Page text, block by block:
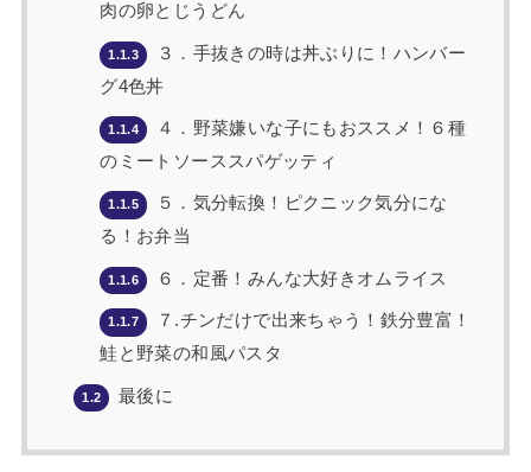
肉の卵とじうどん
1.1.3
３．手抜きの時は丼ぶりに！ハンバー
グ4色丼
1.1.4
４．野菜嫌いな子にもおススメ！６種
のミートソーススパゲッティ
1.1.5
５．気分転換！ピクニック気分にな
る！お弁当
1.1.6 ６．定番！みんな大好きオムライス
1.1.7
７.チンだけで出来ちゃう！鉄分豊富！
鮭と野菜の和風パスタ
1.2 最後に